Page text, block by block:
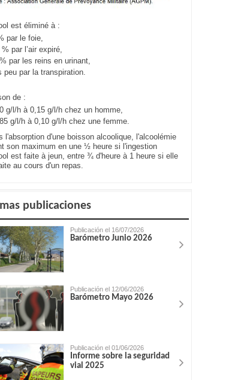
est éliminé à :
par le foie,
par l’air expiré,
par les reins en urinant,
peu par la transpiration.
de :
g/l/h à 0,15 g/l/h chez un homme,
g/l/h à 0,10 g/l/h chez une femme.
l'absorption d'une boisson alcoolique, l'alcoolémie
son maximum en une ½ heure si l'ingestion
est faite à jeun, entre ¾ d'heure à 1 heure si elle
au cours d'un repas.
publicaciones
Publicación el 16/07/2026
Barómetro Junio 2026
Publicación el 12/06/2026
Barómetro Mayo 2026
Publicación el 01/06/2026
Informe sobre la seguridad
vial 2025